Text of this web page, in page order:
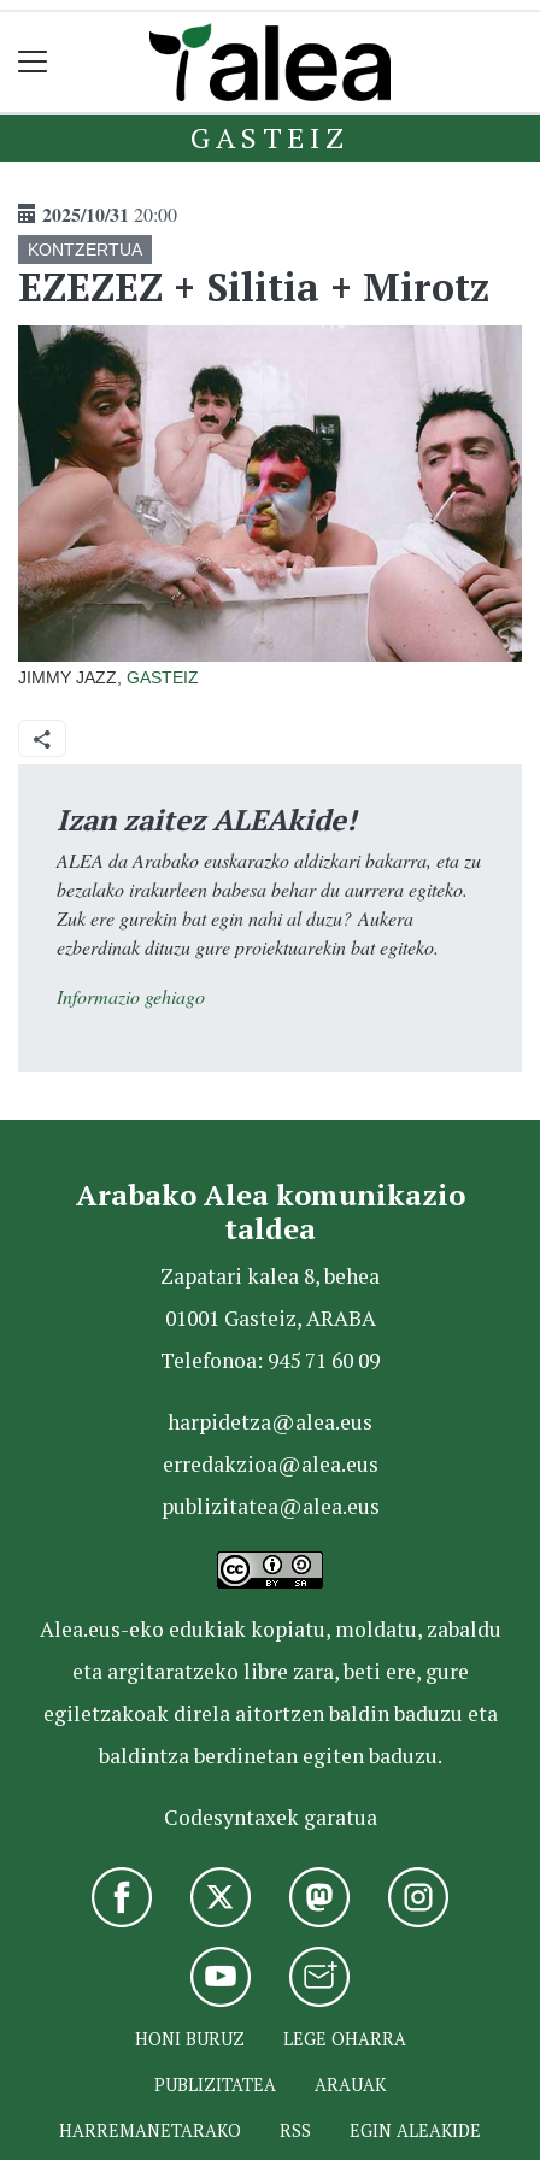
GASTEIZ
2025/10/31 20:00
KONTZERTUA
EZEZEZ + Silitia + Mirotz
JIMMY JAZZ, GASTEIZ
Izan zaitez ALEAkide!
ALEA da Arabako euskarazko aldizkari bakarra, eta zu
bezalako irakurleen babesa behar du aurrera egiteko.
Zuk ere gurekin bat egin nahi al duzu? Aukera
ezberdinak dituzu gure proiektuarekin bat egiteko.
Informazio gehiago
Arabako Alea komunikazio
taldea
Zapatari kalea 8, behea
01001 Gasteiz, ARABA
Telefonoa: 945 71 60 09
harpidetza@alea.eus
erredakzioa@alea.eus
publizitatea@alea.eus
Alea.eus-eko edukiak kopiatu, moldatu, zabaldu
eta argitaratzeko libre zara, beti ere, gure
egiletzakoak direla aitortzen baldin baduzu eta
baldintza berdinetan egiten baduzu.
Codesyntaxek garatua
HONI BURUZ
LEGE OHARRA
PUBLIZITATEA
ARAUAK
HARREMANETARAKO
RSS EGIN ALEAKIDE